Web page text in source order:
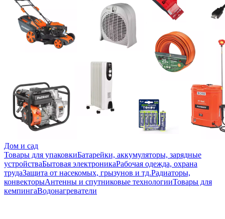
Дом и сад
Товары для упаковкиБатарейки, аккумуляторы, зарядные
устройстваБытовая электроникаРабочая одежда, охрана
трудаЗащита от насекомых, грызунов и тд.Радиаторы,
конвекторыАнтенны и спутниковые технологииТовары для
кемпингаВодонагреватели